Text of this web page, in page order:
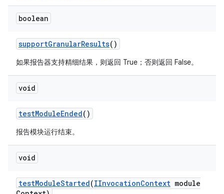
boolean
supportGranularResults()
如果报告器支持精细结果，则返回 True；否则返回 False。
void
testModuleEnded()
报告模块运行结束。
void
testModuleStarted(IInvocationContext module